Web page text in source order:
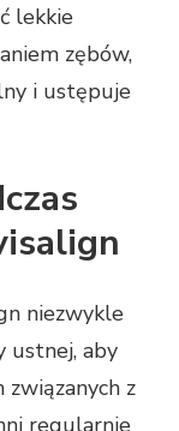
lekkie
zębów,
i ustępuje
niezwykle
ustnej, aby
z